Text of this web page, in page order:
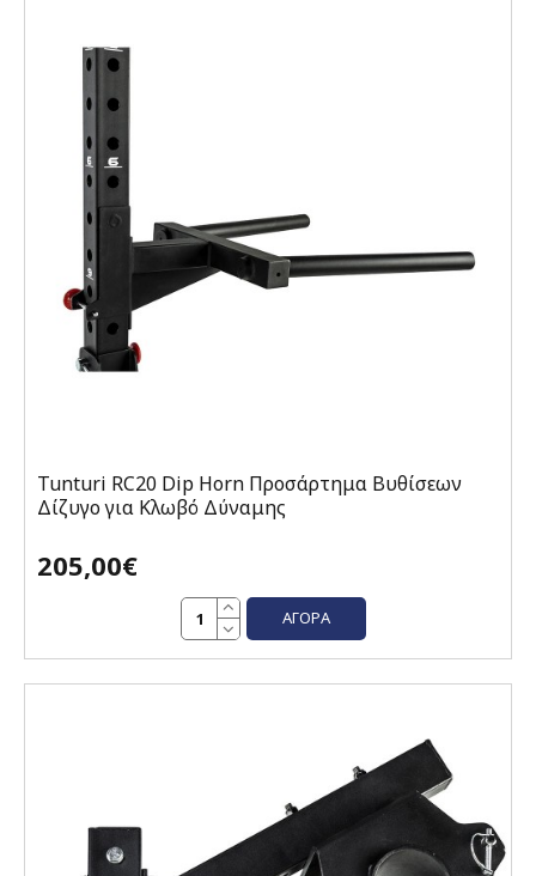
Tunturi RC20 Dip Horn Προσάρτημα Βυθίσεων
Δίζυγο για Κλωβό Δύναμης
205,00€
ΑΓΟΡΆ